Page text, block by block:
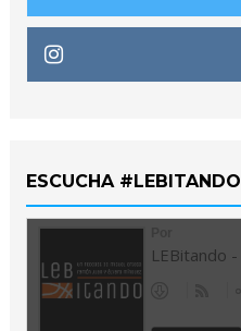
ESCUCHA #LEBITANDO